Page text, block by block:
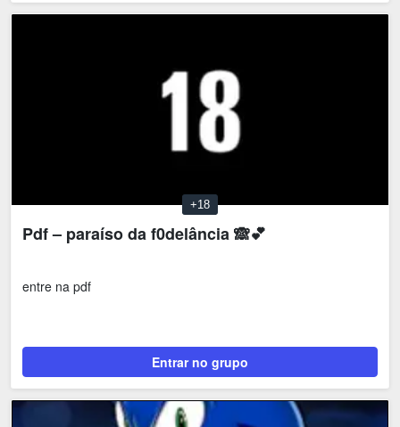
+18
Pdf – paraíso da f0delância 🙈💕
entre na pdf
Entrar no grupo